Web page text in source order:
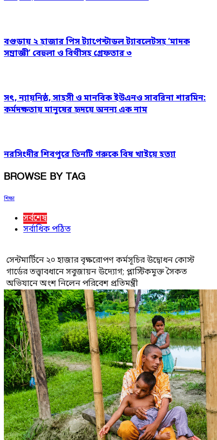
বগুড়ায় ২ হাজার পিস ট্যাপেন্টাডল ট্যাবলেটসহ ‘মাদক
সম্রাজ্ঞী’ বেহুলা ও বিথীসহ গ্রেফতার ৩
সৎ, ন্যায়নিষ্ঠ, সাহসী ও মানবিক ইউএনও সাবরিনা শারমিন:
কর্মদক্ষতায় মানুষের হৃদয়ে অনন্য এক নাম
নরসিংদীর শিবপুরে তিনটি গরুকে বিষ খাইয়ে হত্যা
BROWSE BY TAG
শিক্ষা
সর্বশেষ
সর্বাধিক পঠিত
সেন্টমার্টিনে ২০ হাজার বৃক্ষরোপণ কর্মসূচির উদ্বোধন কোস্ট
গার্ডের তত্ত্বাবধানে সবুজায়ন উদ্যোগ; প্লাস্টিকমুক্ত সৈকত
অভিযানে অংশ নিলেন পরিবেশ প্রতিমন্ত্রী